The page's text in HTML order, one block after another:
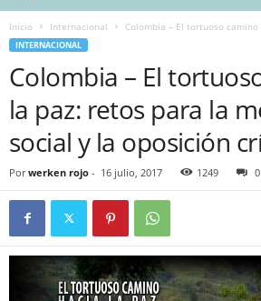
Inicio Internacional Colombia – El tortuoso
INTERNACIONAL
Colombia – El
la paz: retos para la
social y la oposición
Por werken rojo - 16 julio, 2017 1249 0